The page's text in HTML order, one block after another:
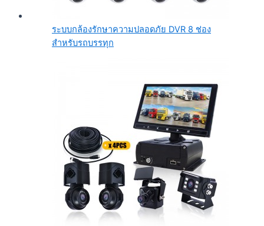
ระบบกล้องรักษาความปลอดภัย DVR 8 ช่อง
สำหรับรถบรรทุก